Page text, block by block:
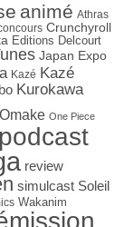
animé Athras
Crunchyroll
Editions Delcourt
Japan Expo
Kazé Kazé
Kurokawa
One Piece
podcast
review
simulcast Soleil
Wakanim